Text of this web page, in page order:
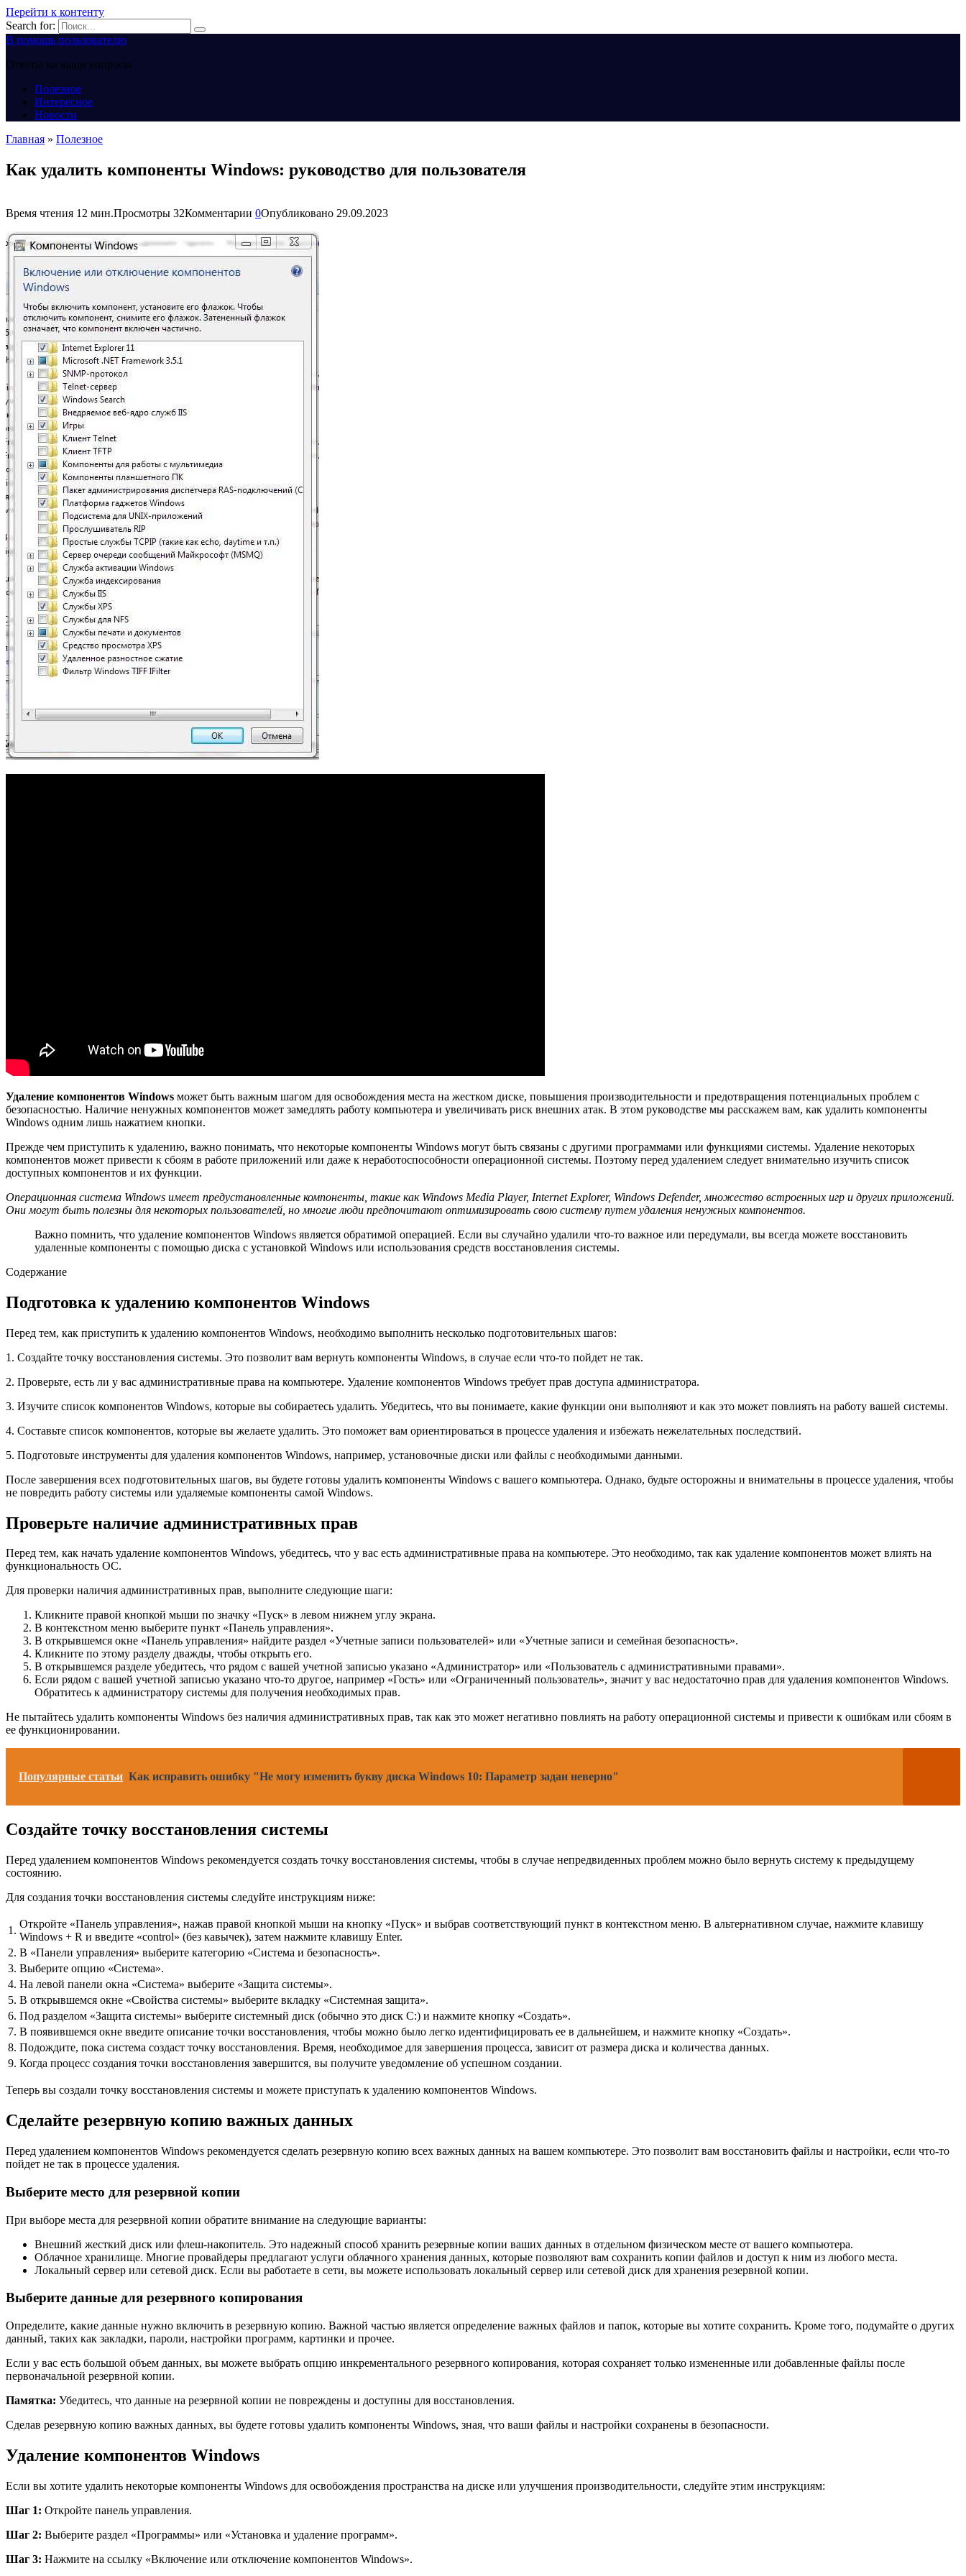
Перейти к контенту
Search for:
В помощь пользователю
Ответы на ваши вопросы
Полезное
Интересное
Новости
Главная » Полезное
Как удалить компоненты Windows: руководство для пользователя
Время чтения 12 мин.Просмотры 32Комментарии 0Опубликовано 29.09.2023
Удаление компонентов Windows может быть важным шагом для освобождения места на жестком диске, повышения производительности и предотвращения потенциальных проблем с
безопасностью. Наличие ненужных компонентов может замедлять работу компьютера и увеличивать риск внешних атак. В этом руководстве мы расскажем вам, как удалить компоненты
Windows одним лишь нажатием кнопки.
Прежде чем приступить к удалению, важно понимать, что некоторые компоненты Windows могут быть связаны с другими программами или функциями системы. Удаление некоторых
компонентов может привести к сбоям в работе приложений или даже к неработоспособности операционной системы. Поэтому перед удалением следует внимательно изучить список
доступных компонентов и их функции.
Операционная система Windows имеет предустановленные компоненты, такие как Windows Media Player, Internet Explorer, Windows Defender, множество встроенных игр и других приложений.
Они могут быть полезны для некоторых пользователей, но многие люди предпочитают оптимизировать свою систему путем удаления ненужных компонентов.
Важно помнить, что удаление компонентов Windows является обратимой операцией. Если вы случайно удалили что-то важное или передумали, вы всегда можете восстановить
удаленные компоненты с помощью диска с установкой Windows или использования средств восстановления системы.
Содержание
Подготовка к удалению компонентов Windows
Перед тем, как приступить к удалению компонентов Windows, необходимо выполнить несколько подготовительных шагов:
1. Создайте точку восстановления системы. Это позволит вам вернуть компоненты Windows, в случае если что-то пойдет не так.
2. Проверьте, есть ли у вас административные права на компьютере. Удаление компонентов Windows требует прав доступа администратора.
3. Изучите список компонентов Windows, которые вы собираетесь удалить. Убедитесь, что вы понимаете, какие функции они выполняют и как это может повлиять на работу вашей системы.
4. Составьте список компонентов, которые вы желаете удалить. Это поможет вам ориентироваться в процессе удаления и избежать нежелательных последствий.
5. Подготовьте инструменты для удаления компонентов Windows, например, установочные диски или файлы с необходимыми данными.
После завершения всех подготовительных шагов, вы будете готовы удалить компоненты Windows с вашего компьютера. Однако, будьте осторожны и внимательны в процессе удаления, чтобы
не повредить работу системы или удаляемые компоненты самой Windows.
Проверьте наличие административных прав
Перед тем, как начать удаление компонентов Windows, убедитесь, что у вас есть административные права на компьютере. Это необходимо, так как удаление компонентов может влиять на
функциональность ОС.
Для проверки наличия административных прав, выполните следующие шаги:
Кликните правой кнопкой мыши по значку «Пуск» в левом нижнем углу экрана.
В контекстном меню выберите пункт «Панель управления».
В открывшемся окне «Панель управления» найдите раздел «Учетные записи пользователей» или «Учетные записи и семейная безопасность».
Кликните по этому разделу дважды, чтобы открыть его.
В открывшемся разделе убедитесь, что рядом с вашей учетной записью указано «Администратор» или «Пользователь с административными правами».
Если рядом с вашей учетной записью указано что-то другое, например «Гость» или «Ограниченный пользователь», значит у вас недостаточно прав для удаления компонентов Windows.
Обратитесь к администратору системы для получения необходимых прав.
Не пытайтесь удалить компоненты Windows без наличия административных прав, так как это может негативно повлиять на работу операционной системы и привести к ошибкам или сбоям в
ее функционировании.
Популярные статьи Как исправить ошибку "Не могу изменить букву диска Windows 10: Параметр задан неверно"
Создайте точку восстановления системы
Перед удалением компонентов Windows рекомендуется создать точку восстановления системы, чтобы в случае непредвиденных проблем можно было вернуть систему к предыдущему
состоянию.
Для создания точки восстановления системы следуйте инструкциям ниже:
1.
Откройте «Панель управления», нажав правой кнопкой мыши на кнопку «Пуск» и выбрав соответствующий пункт в контекстном меню. В альтернативном случае, нажмите клавишу
Windows + R и введите «control» (без кавычек), затем нажмите клавишу Enter.
2. В «Панели управления» выберите категорию «Система и безопасность».
3. Выберите опцию «Система».
4. На левой панели окна «Система» выберите «Защита системы».
5. В открывшемся окне «Свойства системы» выберите вкладку «Системная защита».
6. Под разделом «Защита системы» выберите системный диск (обычно это диск C:) и нажмите кнопку «Создать».
7. В появившемся окне введите описание точки восстановления, чтобы можно было легко идентифицировать ее в дальнейшем, и нажмите кнопку «Создать».
8. Подождите, пока система создаст точку восстановления. Время, необходимое для завершения процесса, зависит от размера диска и количества данных.
9. Когда процесс создания точки восстановления завершится, вы получите уведомление об успешном создании.
Теперь вы создали точку восстановления системы и можете приступать к удалению компонентов Windows.
Сделайте резервную копию важных данных
Перед удалением компонентов Windows рекомендуется сделать резервную копию всех важных данных на вашем компьютере. Это позволит вам восстановить файлы и настройки, если что-то
пойдет не так в процессе удаления.
Выберите место для резервной копии
При выборе места для резервной копии обратите внимание на следующие варианты:
Внешний жесткий диск или флеш-накопитель. Это надежный способ хранить резервные копии ваших данных в отдельном физическом месте от вашего компьютера.
Облачное хранилище. Многие провайдеры предлагают услуги облачного хранения данных, которые позволяют вам сохранить копии файлов и доступ к ним из любого места.
Локальный сервер или сетевой диск. Если вы работаете в сети, вы можете использовать локальный сервер или сетевой диск для хранения резервной копии.
Выберите данные для резервного копирования
Определите, какие данные нужно включить в резервную копию. Важной частью является определение важных файлов и папок, которые вы хотите сохранить. Кроме того, подумайте о других
данный, таких как закладки, пароли, настройки программ, картинки и прочее.
Если у вас есть большой объем данных, вы можете выбрать опцию инкрементального резервного копирования, которая сохраняет только измененные или добавленные файлы после
первоначальной резервной копии.
Памятка: Убедитесь, что данные на резервной копии не повреждены и доступны для восстановления.
Сделав резервную копию важных данных, вы будете готовы удалить компоненты Windows, зная, что ваши файлы и настройки сохранены в безопасности.
Удаление компонентов Windows
Если вы хотите удалить некоторые компоненты Windows для освобождения пространства на диске или улучшения производительности, следуйте этим инструкциям:
Шаг 1: Откройте панель управления.
Шаг 2: Выберите раздел «Программы» или «Установка и удаление программ».
Шаг 3: Нажмите на ссылку «Включение или отключение компонентов Windows».